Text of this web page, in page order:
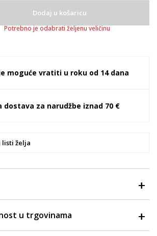
Dodaj u košaricu
Potrebno je odabrati željenu veličinu
moguće vratiti u roku od 14 dana
dostava za narudžbe iznad 70 €
listi želja
u trgovinama